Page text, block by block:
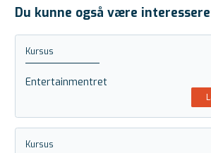
Du kunne også være
Kursus
Entertainmentret
Kursus